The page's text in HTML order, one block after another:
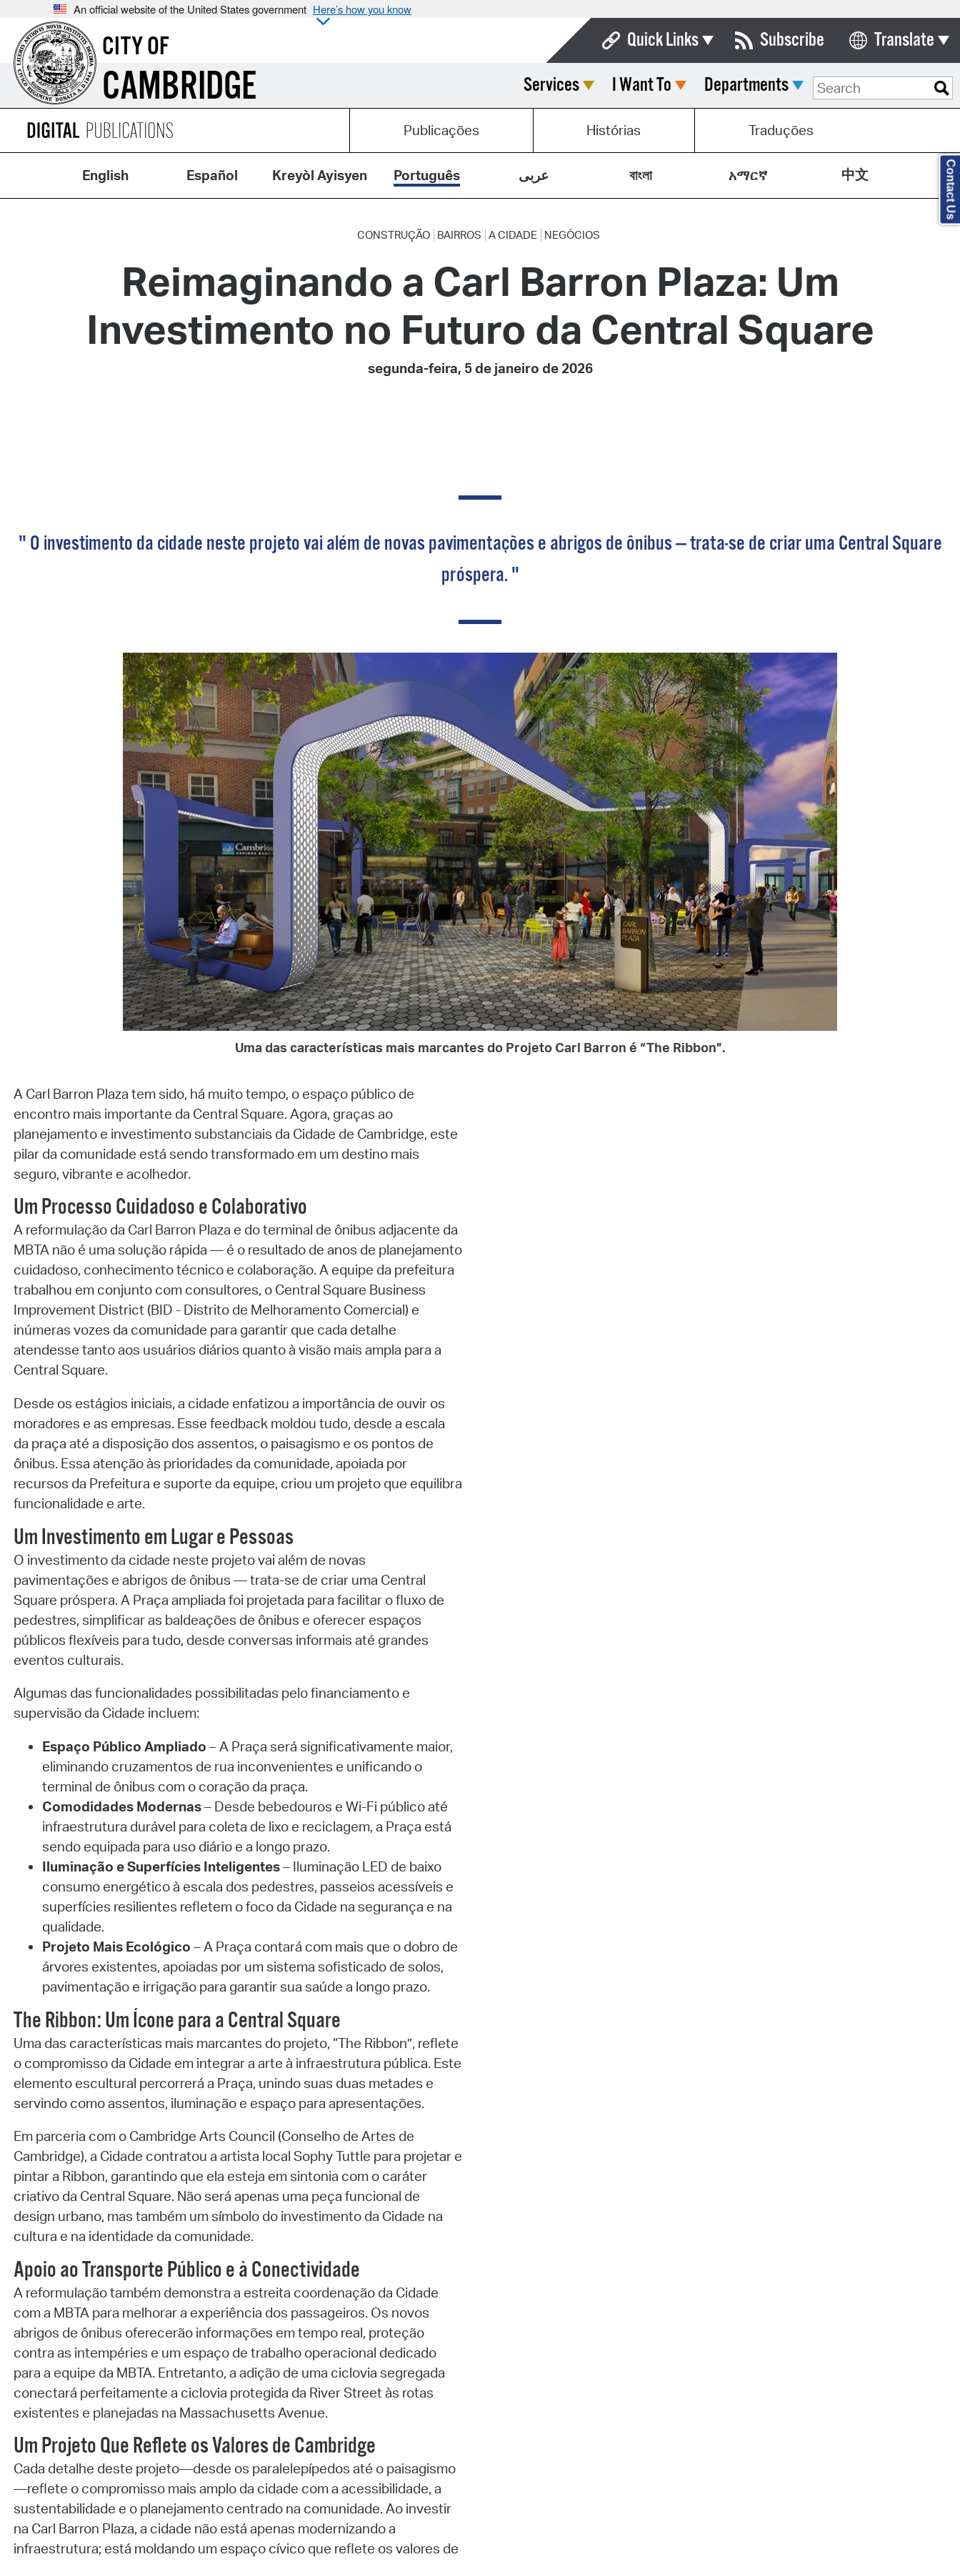
An official website of the United States government Here’s how you know
CITY OF
CAMBRIDGE
Quick Links
Boards & Commissions
Calendar
Contact City Council
Department List
Municipal Code
Open Meeting Portal
Pay Bills Online
Subscribe Translate
Select Language
Services I Want To Departments
Publicações Histórias Traduções
English Español Kreyòl Ayisyen Português عربى বাংলা አማርኛ 中文
CONSTRUÇÃO BAIRROS A CIDADE NEGÓCIOS
Reimaginando a Carl Barron Plaza: Um
Investimento no Futuro da Central Square
segunda-feira, 5 de janeiro de 2026
" O investimento da cidade neste projeto vai além de novas pavimentações e abrigos de ônibus — trata-se de criar uma Central Square
próspera. "
Uma das características mais marcantes do Projeto Carl Barron é “The Ribbon”.
A Carl Barron Plaza tem sido, há muito tempo, o espaço público de
encontro mais importante da Central Square. Agora, graças ao
planejamento e investimento substanciais da Cidade de Cambridge, este
pilar da comunidade está sendo transformado em um destino mais
seguro, vibrante e acolhedor.
Um Processo Cuidadoso e Colaborativo
A reformulação da Carl Barron Plaza e do terminal de ônibus adjacente da
MBTA não é uma solução rápida — é o resultado de anos de planejamento
cuidadoso, conhecimento técnico e colaboração. A equipe da prefeitura
trabalhou em conjunto com consultores, o Central Square Business
Improvement District (BID - Distrito de Melhoramento Comercial) e
inúmeras vozes da comunidade para garantir que cada detalhe
atendesse tanto aos usuários diários quanto à visão mais ampla para a
Central Square.
Desde os estágios iniciais, a cidade enfatizou a importância de ouvir os
moradores e as empresas. Esse feedback moldou tudo, desde a escala
da praça até a disposição dos assentos, o paisagismo e os pontos de
ônibus. Essa atenção às prioridades da comunidade, apoiada por
recursos da Prefeitura e suporte da equipe, criou um projeto que equilibra
funcionalidade e arte.
Um Investimento em Lugar e Pessoas
O investimento da cidade neste projeto vai além de novas
pavimentações e abrigos de ônibus — trata-se de criar uma Central
Square próspera. A Praça ampliada foi projetada para facilitar o fluxo de
pedestres, simplificar as baldeações de ônibus e oferecer espaços
públicos flexíveis para tudo, desde conversas informais até grandes
eventos culturais.
Algumas das funcionalidades possibilitadas pelo financiamento e
supervisão da Cidade incluem:
Espaço Público Ampliado – A Praça será significativamente maior,
eliminando cruzamentos de rua inconvenientes e unificando o
terminal de ônibus com o coração da praça.
Comodidades Modernas– Desde bebedouros e Wi-Fi público até
infraestrutura durável para coleta de lixo e reciclagem, a Praça está
sendo equipada para uso diário e a longo prazo.
Iluminação e Superfícies Inteligentes– Iluminação LED de baixo
consumo energético à escala dos pedestres, passeios acessíveis e
superfícies resilientes refletem o foco da Cidade na segurança e na
qualidade.
Projeto Mais Ecológico – A Praça contará com mais que o dobro de
árvores existentes, apoiadas por um sistema sofisticado de solos,
pavimentação e irrigação para garantir sua saúde a longo prazo.
The Ribbon: Um Ícone para a Central Square
Uma das características mais marcantes do projeto, “The Ribbon”, reflete
o compromisso da Cidade em integrar a arte à infraestrutura pública. Este
elemento escultural percorrerá a Praça, unindo suas duas metades e
servindo como assentos, iluminação e espaço para apresentações.
Em parceria com o Cambridge Arts Council (Conselho de Artes de
Cambridge), a Cidade contratou a artista local Sophy Tuttle para projetar e
pintar a Ribbon, garantindo que ela esteja em sintonia com o caráter
criativo da Central Square. Não será apenas uma peça funcional de
design urbano, mas também um símbolo do investimento da Cidade na
cultura e na identidade da comunidade.
Apoio ao Transporte Público e à Conectividade
A reformulação também demonstra a estreita coordenação da Cidade
com a MBTA para melhorar a experiência dos passageiros. Os novos
abrigos de ônibus oferecerão informações em tempo real, proteção
contra as intempéries e um espaço de trabalho operacional dedicado
para a equipe da MBTA. Entretanto, a adição de uma ciclovia segregada
conectará perfeitamente a ciclovia protegida da River Street às rotas
existentes e planejadas na Massachusetts Avenue.
Um Projeto Que Reflete os Valores de Cambridge
Cada detalhe deste projeto—desde os paralelepípedos até o paisagismo
—reflete o compromisso mais amplo da cidade com a acessibilidade, a
sustentabilidade e o planejamento centrado na comunidade. Ao investir
na Carl Barron Plaza, a cidade não está apenas modernizando a
infraestrutura; está moldando um espaço cívico que reflete os valores de
Contact Us